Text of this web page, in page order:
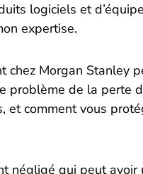
logiciels et
expertise.
chez Morgan Stanley
problème de la perte
et comment vous
négligé qui peut avoir